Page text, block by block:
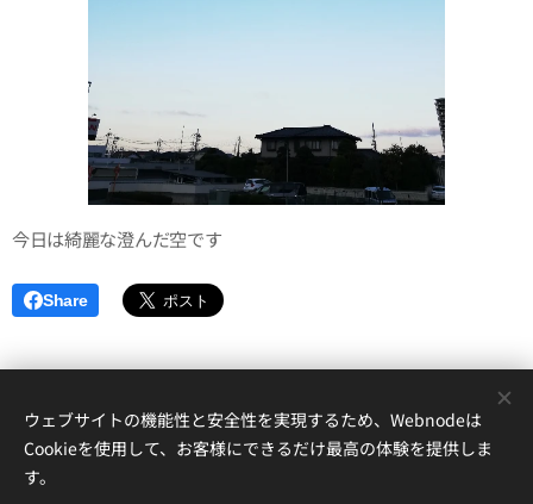
今日は綺麗な澄んだ空です✨
Share
ウェブサイトの機能性と安全性を実現するため、Webnodeは
Cookieを使用して、お客様にできるだけ最高の体験を提供しま
す。